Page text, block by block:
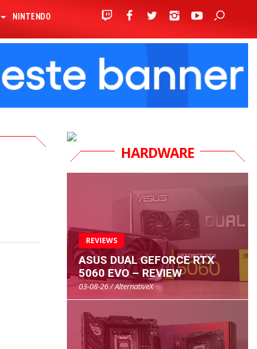
NINTENDO
HARDWARE
REVIEWS
ASUS DUAL GEFORCE RTX
5060 EVO – REVIEW
03-08-26 / AlternativeX